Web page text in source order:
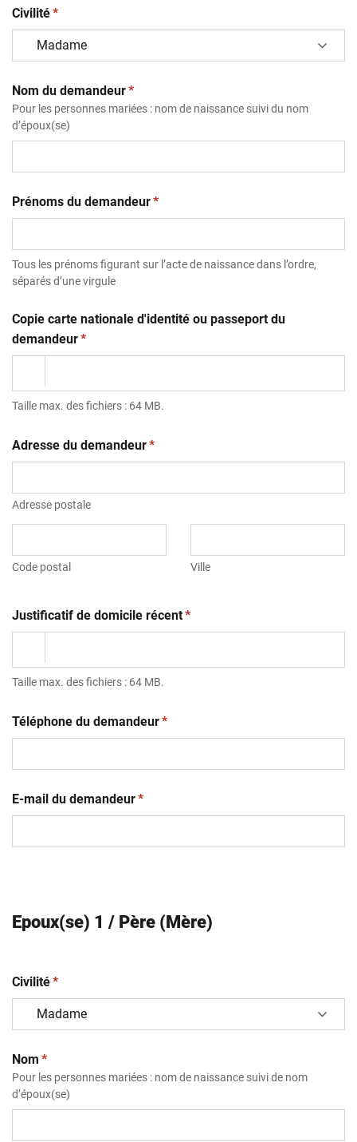
Civilité(obligatoire)
*
Nom du demandeur(obligatoire)
*
Pour les personnes mariées : nom de naissance suivi du nom
d’époux(se)
Prénoms du demandeur(obligatoire)
*
Tous les prénoms figurant sur l’acte de naissance dans l’ordre,
séparés d’une virgule
Copie carte nationale d'identité ou passeport du
demandeur(obligatoire)
*
Taille max. des fichiers : 64 MB.
Adresse du demandeur(obligatoire)
*
Adresse postale
Code postal Ville
Justificatif de domicile récent(obligatoire)
*
Taille max. des fichiers : 64 MB.
Téléphone du demandeur(obligatoire)
*
E-mail du demandeur(obligatoire)
*
Epoux(se) 1 / Père (Mère)
Civilité(obligatoire)
*
Nom (obligatoire)
*
Pour les personnes mariées : nom de naissance suivi de nom
d’époux(se)